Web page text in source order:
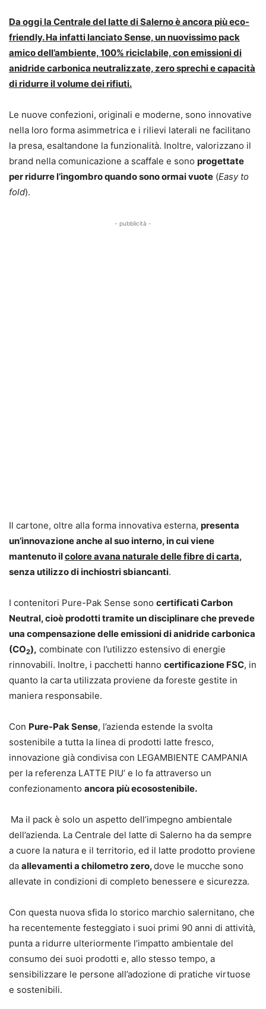
Da oggi la Centrale del latte di Salerno è ancora più eco-
friendly. Ha infatti lanciato Sense, un nuovissimo pack
amico dell’ambiente, 100% riciclabile, con emissioni di
anidride carbonica neutralizzate, zero sprechi e capacità
di ridurre il volume dei rifiuti.
Le nuove confezioni, originali e moderne, sono innovative
nella loro forma asimmetrica e i rilievi laterali ne facilitano
la presa, esaltandone la funzionalità. Inoltre, valorizzano il
brand nella comunicazione a scaffale e sono progettate
per ridurre l’ingombro quando sono ormai vuote (Easy to
fold).
- pubblicità -
Il cartone, oltre alla forma innovativa esterna, presenta
un’innovazione anche al suo interno, in cui viene
mantenuto ilcolore avana naturale delle fibre di carta,
senza utilizzo di inchiostri sbiancanti.
I contenitori Pure-Pak Sense sono certificati Carbon
Neutral, cioè prodotti tramite un disciplinare che prevede
una compensazione delle emissioni di anidride carbonica
(CO2), combinate con l’utilizzo estensivo di energie
rinnovabili. Inoltre, i pacchetti hanno certificazione FSC, in
quanto la carta utilizzata proviene da foreste gestite in
maniera responsabile.
Con Pure-Pak Sense, l’azienda estende la svolta
sostenibile a tutta la linea di prodotti latte fresco,
innovazione già condivisa con LEGAMBIENTE CAMPANIA
per la referenza LATTE PIU’ e lo fa attraverso un
confezionamento ancora più ecosostenibile.
Ma il pack è solo un aspetto dell’impegno ambientale
dell’azienda. La Centrale del latte di Salerno ha da sempre
a cuore la natura e il territorio, ed il latte prodotto proviene
da allevamenti a chilometro zero,dove le mucche sono
allevate in condizioni di completo benessere e sicurezza.
Con questa nuova sfida lo storico marchio salernitano, che
ha recentemente festeggiato i suoi primi 90 anni di attività,
punta a ridurre ulteriormente l’impatto ambientale del
consumo dei suoi prodotti e, allo stesso tempo, a
sensibilizzare le persone all’adozione di pratiche virtuose
e sostenibili.